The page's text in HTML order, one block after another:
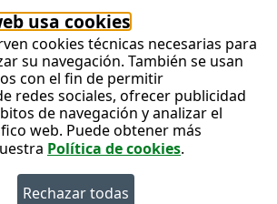
usa cookies
cookies técnicas necesarias para
su navegación. También se usan
con el fin de permitir
redes sociales, ofrecer publicidad
de navegación y analizar el
web. Puede obtener más
Política de cookies.